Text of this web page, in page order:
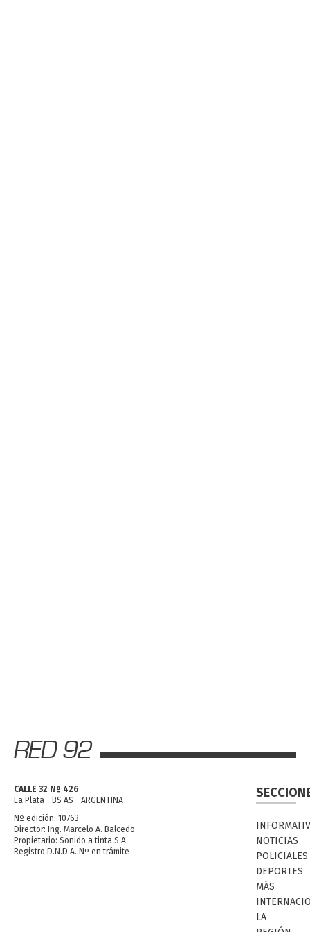
CALLE 32 Nº 426
La Plata - BS AS - ARGENTINA
Nº edición: 10763
Director: Ing. Marcelo A. Balcedo
Propietario: Sonido a tinta S.A.
Registro D.N.D.A. Nº en trámite
NOTICIAS
POLICIALES
DEPORTES
MÁS
LA